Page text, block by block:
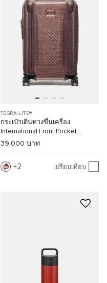
TEGRA-LITE®
กระเป๋าเดินทางขึ้นเครื่อง
International Front Pocket
Expandable 4 Wheeled Carry-On
39,000 บาท
2 เปรียบเทียบ